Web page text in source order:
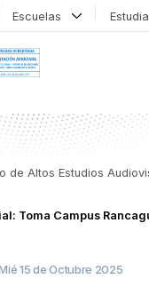
Escuelas
de Altos Estudios
Toma Campus
15 de Octubre 2025